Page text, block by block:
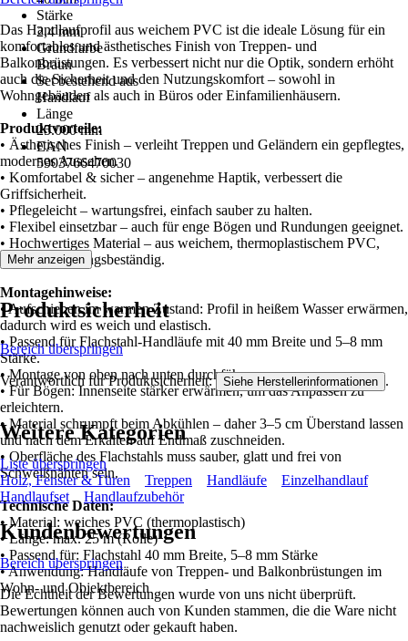
Stärke
2,4 mm
Grundfarbe
Braun
Set bestehend aus
Handlauf
Länge
25.000 mm
EAN
5903766470030
Das Handlaufprofil aus weichem PVC ist die ideale Lösung für ein
komfortables und ästhetisches Finish von Treppen- und
Balkonbrüstungen. Es verbessert nicht nur die Optik, sondern erhöht
auch die Sicherheit und den Nutzungskomfort – sowohl in
Wohngebäuden als auch in Büros oder Einfamilienhäusern.
Produktvorteile:
• Ästhetisches Finish – verleiht Treppen und Geländern ein gepflegtes,
modernes Aussehen.
• Komfortabel & sicher – angenehme Haptik, verbessert die
Griffsicherheit.
• Pflegeleicht – wartungsfrei, einfach sauber zu halten.
• Flexibel einsetzbar – auch für enge Bögen und Rundungen geeignet.
• Hochwertiges Material – aus weichem, thermoplastischem PVC,
UV- und alterungsbeständig.
Montagehinweise:
• Aufschieben im warmen Zustand: Profil in heißem Wasser erwärmen,
dadurch wird es weich und elastisch.
• Passend für Flachstahl-Handläufe mit 40 mm Breite und 5–8 mm
Stärke.
• Montage von oben nach unten durchführen.
• Für Bögen: Innenseite stärker erwärmen, um das Anpassen zu
erleichtern.
• Material schrumpft beim Abkühlen – daher 3–5 cm Überstand lassen
und nach dem Erkalten auf Endmaß zuschneiden.
• Oberfläche des Flachstahls muss sauber, glatt und frei von
Schweißnähten sein.
Technische Daten:
• Material: weiches PVC (thermoplastisch)
• Länge: max. 25 m (Rolle)
• Passend für: Flachstahl 40 mm Breite, 5–8 mm Stärke
• Anwendung: Handläufe von Treppen- und Balkonbrüstungen im
Wohn- und Objektbereich
Mehr anzeigen
Produktsicherheit
Bereich überspringen
Verantwortlich für Produktsicherheit: Siehe Herstellerinformationen .
Weitere Kategorien
Liste überspringen
Holz, Fenster & Türen
Treppen Handläufe
Einzelhandlauf
Handlaufset
Handlaufzubehör
Kundenbewertungen
Bereich überspringen
Die Echtheit der Bewertungen wurde von uns nicht überprüft.
Bewertungen können auch von Kunden stammen, die die Ware nicht
nachweislich genutzt oder gekauft haben.